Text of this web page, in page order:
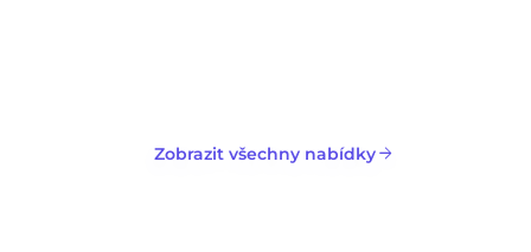
Zobrazit všechny nabídkyarrow_forward